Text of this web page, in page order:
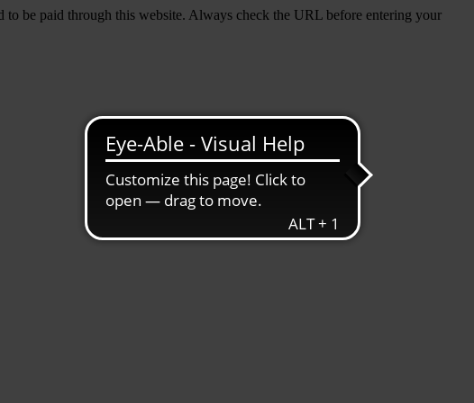
be paid through this website. Always check the URL before entering your